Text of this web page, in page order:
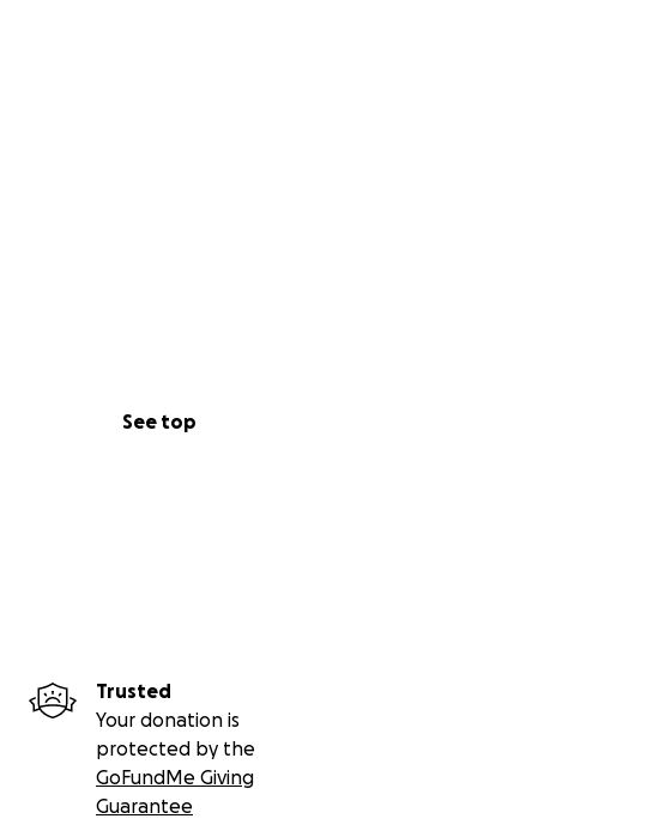
See top
Trusted
Your donation is
protected by the
GoFundMe Giving
Guarantee